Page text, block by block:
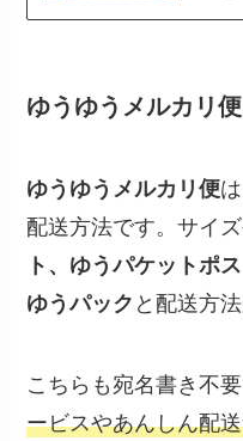
ゆうゆうメルカリ便
ゆうゆうメルカリ便
配送方法です。サイ
ト、ゆうパケットポ
ゆうパック と配送方
こちらも宛名書き不
ービスやあんしん配